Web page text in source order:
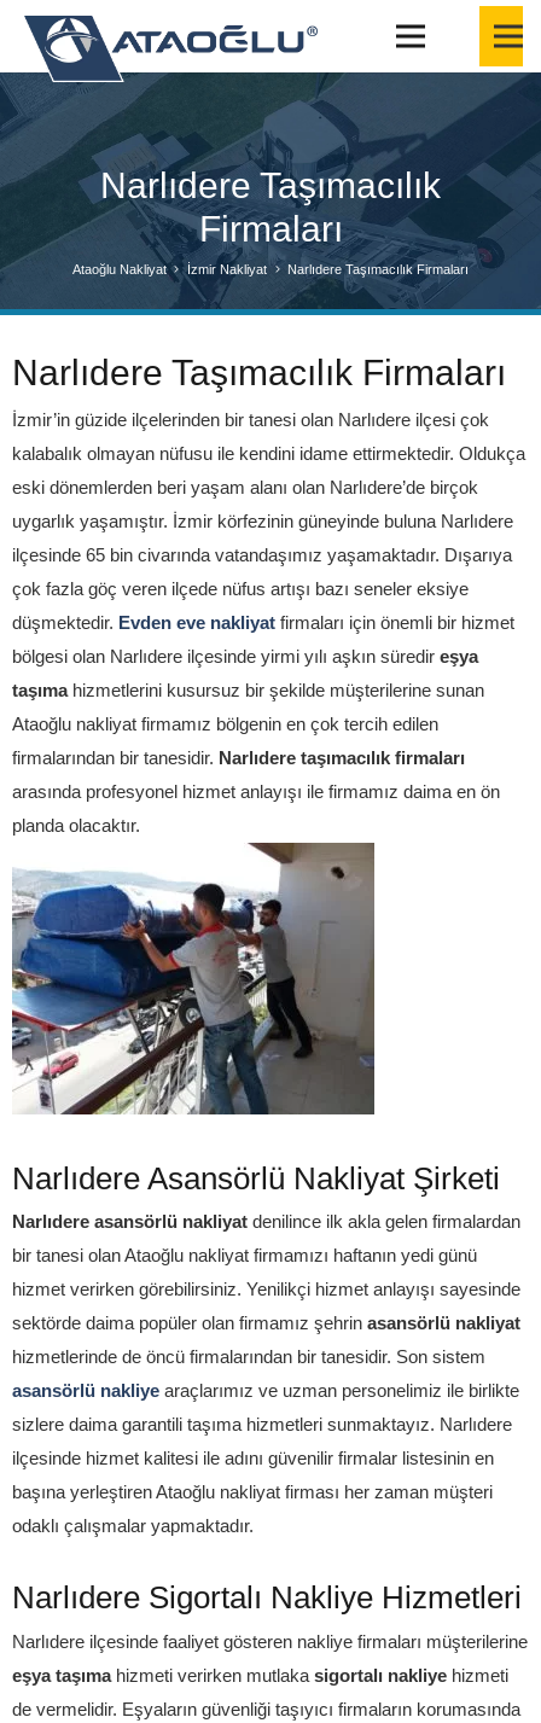
Narlıdere Taşımacılık
Firmaları
Ataoğlu Nakliyat İzmir Nakliyat Narlıdere Taşımacılık Firmaları
Narlıdere Taşımacılık Firmaları
İzmir’in güzide ilçelerinden bir tanesi olan Narlıdere ilçesi çok
kalabalık olmayan nüfusu ile kendini idame ettirmektedir. Oldukça
eski dönemlerden beri yaşam alanı olan Narlıdere’de birçok
uygarlık yaşamıştır. İzmir körfezinin güneyinde buluna Narlıdere
ilçesinde 65 bin civarında vatandaşımız yaşamaktadır. Dışarıya
çok fazla göç veren ilçede nüfus artışı bazı seneler eksiye
düşmektedir. Evden eve nakliyat firmaları için önemli bir hizmet
bölgesi olan Narlıdere ilçesinde yirmi yılı aşkın süredir eşya
taşımahizmetlerini kusursuz bir şekilde müşterilerine sunan
Ataoğlu nakliyat firmamız bölgenin en çok tercih edilen
firmalarından bir tanesidir. Narlıdere taşımacılık firmaları
arasında profesyonel hizmet anlayışı ile firmamız daima en ön
planda olacaktır.
Narlıdere Asansörlü Nakliyat Şirketi
Narlıdere asansörlü nakliyat denilince ilk akla gelen firmalardan
bir tanesi olan Ataoğlu nakliyat firmamızı haftanın yedi günü
hizmet verirken görebilirsiniz. Yenilikçi hizmet anlayışı sayesinde
sektörde daima popüler olan firmamız şehrin asansörlü nakliyat
hizmetlerinde de öncü firmalarından bir tanesidir. Son sistem
asansörlü nakliye araçlarımız ve uzman personelimiz ile birlikte
sizlere daima garantili taşıma hizmetleri sunmaktayız. Narlıdere
ilçesinde hizmet kalitesi ile adını güvenilir firmalar listesinin en
başına yerleştiren Ataoğlu nakliyat firması her zaman müşteri
odaklı çalışmalar yapmaktadır.
Narlıdere Sigortalı Nakliye Hizmetleri
Narlıdere ilçesinde faaliyet gösteren nakliye firmaları müşterilerine
eşya taşımahizmeti verirken mutlaka sigortalı nakliye hizmeti
de vermelidir. Eşyaların güvenliği taşıyıcı firmaların korumasında